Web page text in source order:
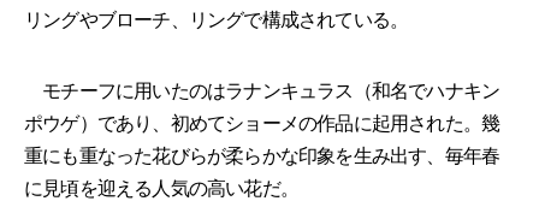
リングやブローチ、リングで構成されている。
モチーフに用いたのはラナンキュラス（和名でハナキン
ポウゲ）であり、初めてショーメの作品に起用された。幾
重にも重なった花びらが柔らかな印象を生み出す、毎年春
に見頃を迎える人気の高い花だ。